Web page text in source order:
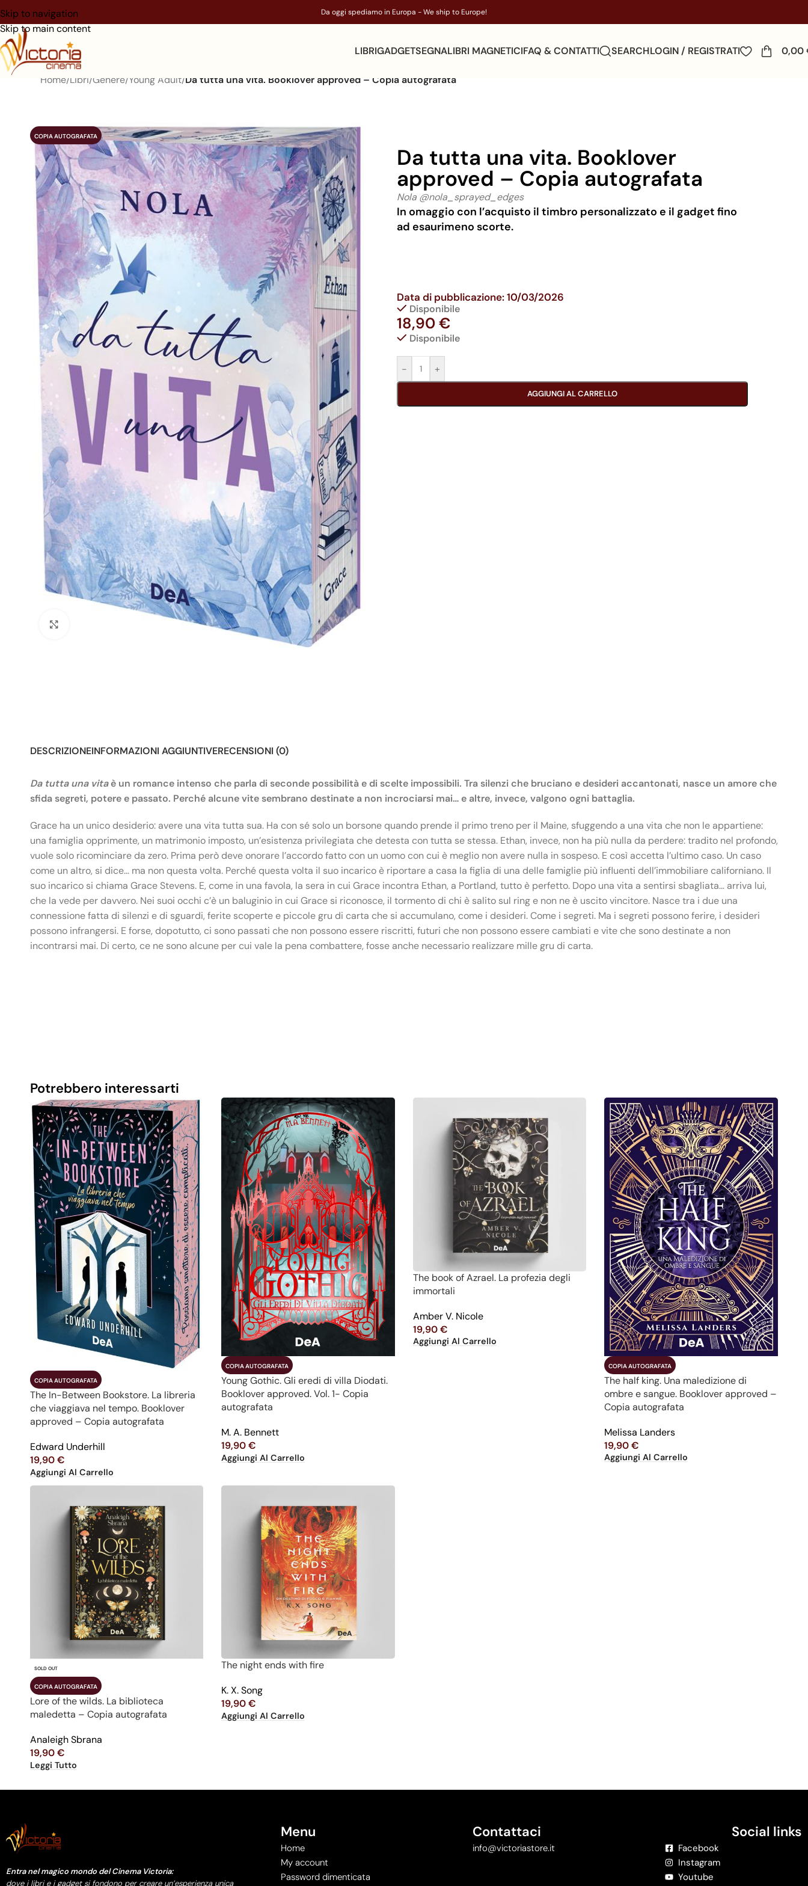
Skip to navigation
Skip to main content
Da oggi spediamo in Europa - We ship to Europe!
LIBRIGADGETSEGNALIBRI MAGNETICIFAQ & CONTATTI SEARCHLOGIN / REGISTRATI 0,00
Home/Libri/Genere/Young Adult/Da tutta una vita. Booklover approved – Copia autografata
COPIA AUTOGRAFATA
Da tutta una vita. Booklover
approved – Copia autografata
Nola @nola_sprayed_edges
In omaggio con l’acquisto il timbro personalizzato e il gadget fino
ad esaurimeno scorte.
Data di pubblicazione: 10/03/2026
Disponibile
18,90€
Disponibile
- +
AGGIUNGI AL CARRELLO
DESCRIZIONEINFORMAZIONI AGGIUNTIVERECENSIONI (0)
Da tutta una vitaè un romance intenso che parla di seconde possibilità e di scelte impossibili. Tra silenzi che bruciano e desideri accantonati, nasce un amore che
sfida segreti, potere e passato. Perché alcune vite sembrano destinate a non incrociarsi mai… e altre, invece, valgono ogni battaglia.
Grace ha un unico desiderio: avere una vita tutta sua. Ha con sé solo un borsone quando prende il primo treno per il Maine, sfuggendo a una vita che non le appartiene:
una famiglia opprimente, un matrimonio imposto, un’esistenza privilegiata che detesta con tutta se stessa. Ethan, invece, non ha più nulla da perdere: tradito nel profondo,
vuole solo ricominciare da zero. Prima però deve onorare l’accordo fatto con un uomo con cui è meglio non avere nulla in sospeso. E così accetta l’ultimo caso. Un caso
come un altro, si dice… ma non questa volta. Perché questa volta il suo incarico è riportare a casa la figlia di una delle famiglie più influenti dell’immobiliare californiano. Il
suo incarico si chiama Grace Stevens. E, come in una favola, la sera in cui Grace incontra Ethan, a Portland, tutto è perfetto. Dopo una vita a sentirsi sbagliata… arriva lui,
che la vede per davvero. Nei suoi occhi c’è un baluginio in cui Grace si riconosce, il tormento di chi è salito sul ring e non ne è uscito vincitore. Nasce tra i due una
connessione fatta di silenzi e di sguardi, ferite scoperte e piccole gru di carta che si accumulano, come i desideri. Come i segreti. Ma i segreti possono ferire, i desideri
possono infrangersi. E forse, dopotutto, ci sono passati che non possono essere riscritti, futuri che non possono essere cambiati e vite che sono destinate a non
incontrarsi mai. Di certo, ce ne sono alcune per cui vale la pena combattere, fosse anche necessario realizzare mille gru di carta.
Potrebbero interessarti
COPIA AUTOGRAFATA
The In-Between Bookstore. La libreria
che viaggiava nel tempo. Booklover
approved – Copia autografata
Edward Underhill
19,90€
Aggiungi Al Carrello
COPIA AUTOGRAFATA
Young Gothic. Gli eredi di villa Diodati.
Booklover approved. Vol. 1- Copia
autografata
M. A. Bennett
19,90€
Aggiungi Al Carrello
The book of Azrael. La profezia degli
immortali
Amber V. Nicole
19,90€
Aggiungi Al Carrello
COPIA AUTOGRAFATA
The half king. Una maledizione di
ombre e sangue. Booklover approved –
Copia autografata
Melissa Landers
19,90€
Aggiungi Al Carrello
SOLD OUT
COPIA AUTOGRAFATA
Lore of the wilds. La biblioteca
maledetta – Copia autografata
Analeigh Sbrana
19,90€
Leggi Tutto
The night ends with fire
K. X. Song
19,90€
Aggiungi Al Carrello
Entra nel magico mondo del Cinema Victoria:
dove i libri e i gadget si fondono per creare un’esperienza unica
Menu
Home
My account
Password dimenticata
Contattaci
info@victoriastore.it
Social links
Facebook
Instagram
Youtube